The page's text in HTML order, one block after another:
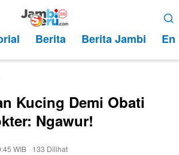
Berita Berita Jambi
Kucing Demi Obati
Ngawur!
WIB
133 Dilihat